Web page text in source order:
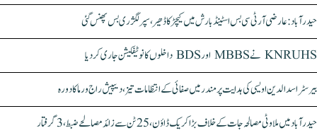
حیدرآباد: عارضی آر ٹی سی بس اسٹینڈ بارش میں کیچڑ کا ڈھیر، سپر لگژری بس پھنس گئی
KNRUHS نے MBBS اور BDS داخلوں کا نوٹیفکیشن جاری کر دیا
بیرسٹر اسدالدین اویسی کی ہدایت پر مندر میں صفائی کے انتظامات تیز، دیپیش راج ورما کا دورہ
حیدرآباد میں ملاوٹی مصالحہ جات کے خلاف بڑا کریک ڈاؤن، 25 ٹن سے زائد مصالحے ضبط، 3 گرفتار